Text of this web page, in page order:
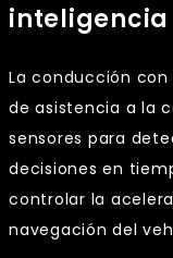
La conducción
de asistencia a la
sensores para
decisiones en
controlar la
navegación del